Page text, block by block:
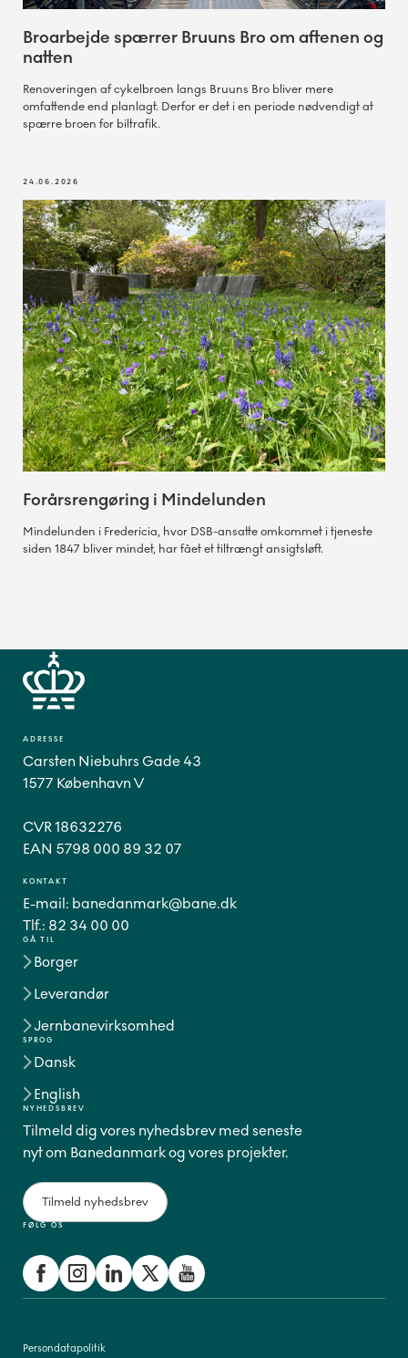
Broarbejde spærrer Bruuns Bro om aftenen og
natten
Renoveringen af cykelbroen langs Bruuns Bro bliver mere
omfattende end planlagt. Derfor er det i en periode nødvendigt at
spærre broen for biltrafik.
24.06.2026
Forårsrengøring i Mindelunden
Mindelunden i Fredericia, hvor DSB-ansatte omkommet i tjeneste
siden 1847 bliver mindet, har fået et tiltrængt ansigtsløft.
GÅ TIL
Borger
Leverandør
Jernbanevirksomhed
SPROG
Dansk
English
FØLG OS
ADRESSE
Carsten Niebuhrs Gade 43
1577 København V
CVR 18632276
EAN 5798 000 89 32 07
KONTAKT
E-mail: banedanmark@bane.dk
Tlf.: 82 34 00 00
NYHEDSBREV
Tilmeld dig vores nyhedsbrev med seneste
nyt om Banedanmark og vores projekter.
Tilmeld nyhedsbrev
Persondatapolitik